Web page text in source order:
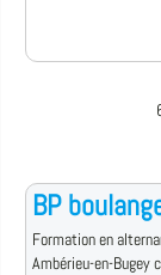
BP
Formation en
Ambérieu-en-Bugey